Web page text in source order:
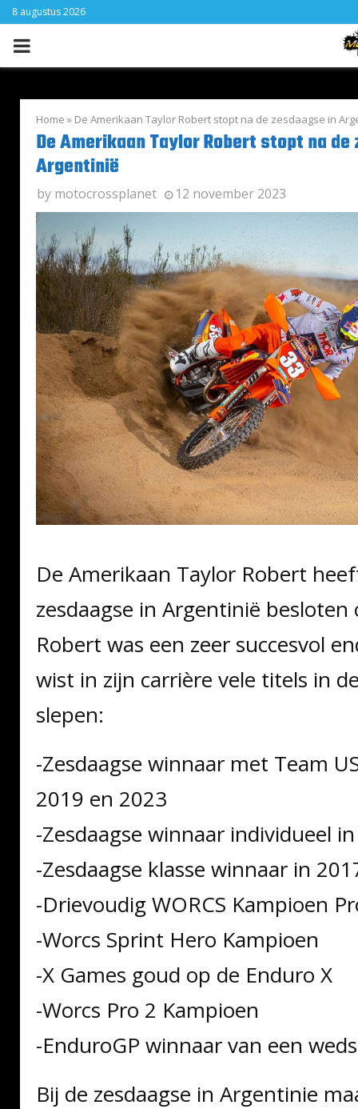
8 augustus 2026
PRIMARY
Home » De Amerikaan Taylor Robert stopt na de zesdaagse in
De Amerikaan Taylor Robert stopt na de
Argentinië
by motocrossplanet 12 november 2023
De Amerikaan Taylor Robert
zesdaagse in Argentinië
Robert was een zeer succesvol
wist in zijn carrière vele titels in
slepen:
-Zesdaagse winnaar met Team
2019 en 2023
-Zesdaagse winnaar individueel
-Zesdaagse klasse winnaar in
-Drievoudig WORCS Kampioen
-Worcs Sprint Hero Kampioen
-X Games goud op de Enduro X
-Worcs Pro 2 Kampioen
-EnduroGP winnaar van een
Bij de zesdaagse in Argentinie